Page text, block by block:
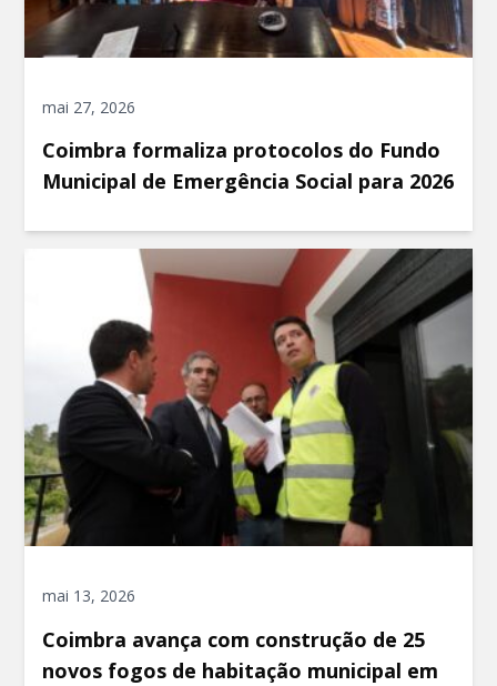
mai 27, 2026
Coimbra formaliza protocolos do Fundo
Municipal de Emergência Social para 2026
mai 13, 2026
Coimbra avança com construção de 25
novos fogos de habitação municipal em